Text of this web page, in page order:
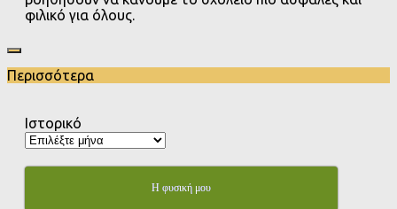
φιλικό για όλους.
Περισσότερα
Ιστορικό
Η φυσική μου